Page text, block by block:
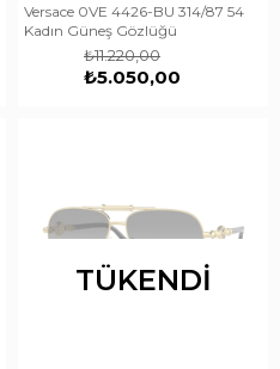
Versace 0VE 4426-BU 314/87 54
Kadın Güneş Gözlüğü
₺5.050,00
₺11.220,00
TÜKENDI